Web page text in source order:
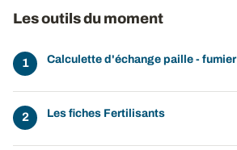
Les outils du moment
Calculette d'échange paille - fumier
Les fiches Fertilisants